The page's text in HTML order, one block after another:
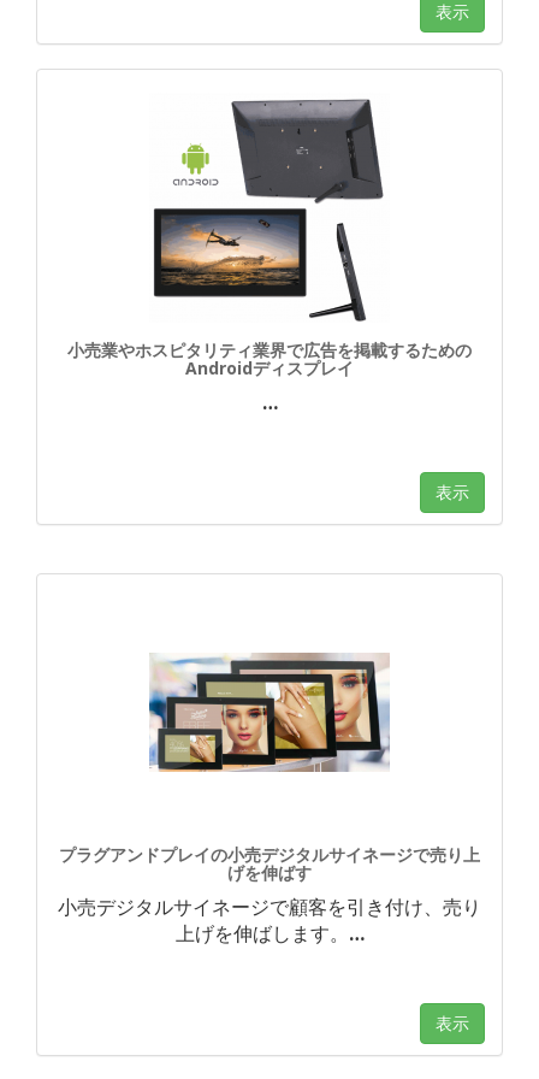
表示
小売業やホスピタリティ業界で広告を掲載するための
Androidディスプレイ
…
表示
プラグアンドプレイの小売デジタルサイネージで売り上
げを伸ばす
小売デジタルサイネージで顧客を引き付け、売り
上げを伸ばします。 …
表示